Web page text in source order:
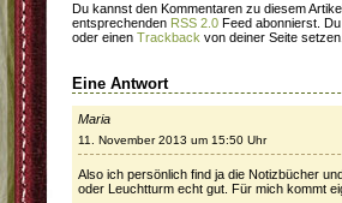
Du kannst den Kommentaren zu diesem
entsprechenden RSS 2.0 Feed abonnierst.
oder einen Trackback von deiner Seite setzen.
Eine Antwort
Maria
11. November 2013 um 15:50 Uhr
Also ich persönlich find ja die Notizbücher
oder Leuchtturm echt gut. Für mich kommt